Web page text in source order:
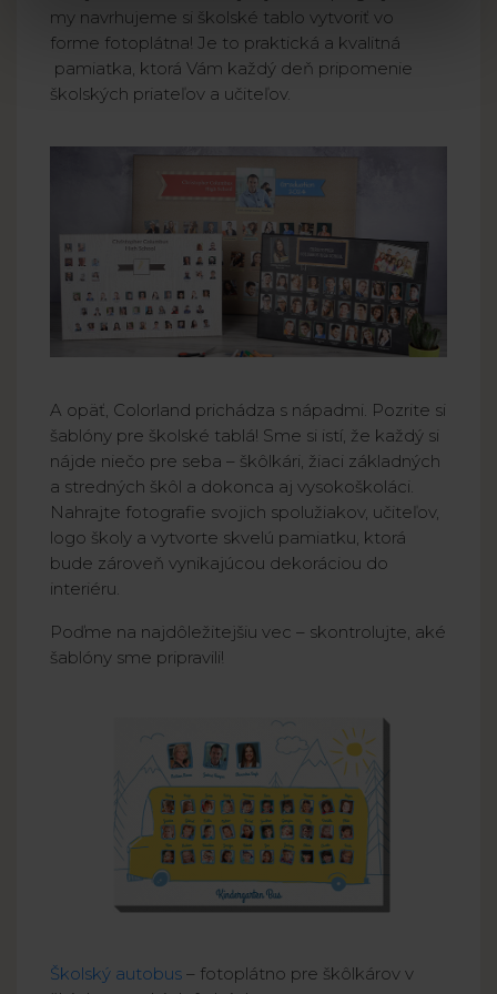
my navrhujeme si školské tablo vytvoriť vo
forme fotoplátna! Je to praktická a kvalitná
pamiatka, ktorá Vám každý deň pripomenie
školských priateľov a učiteľov.
A opäť, Colorland prichádza s nápadmi. Pozrite si
šablóny pre školské tablá! Sme si istí, že každý si
nájde niečo pre seba – škôlkári, žiaci základných
a stredných škôl a dokonca aj vysokoškoláci.
Nahrajte fotografie svojich spolužiakov, učiteľov,
logo školy a vytvorte skvelú pamiatku, ktorá
bude zároveň vynikajúcou dekoráciou do
interiéru.
Poďme na najdôležitejšiu vec – skontrolujte, aké
šablóny sme pripravili!
Školský autobus – fotoplátno pre škôlkárov v